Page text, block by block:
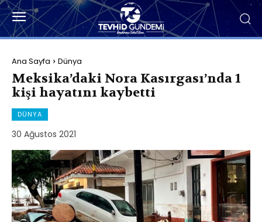
Ana Sayfa Dünya
Meksika’daki Nora Kasırgası’nda 1
kişi hayatını kaybetti
DÜNYA
30 Ağustos 2021